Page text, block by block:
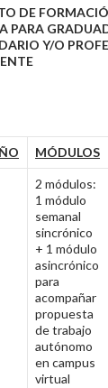
DE
PARA
Y/O
MÓDULOS
2 módulos:
1 módulo
semanal
sincrónico
+ 1 módulo
asincrónico
para
acompañar
propuesta
de trabajo
autónomo
en campus
virtual